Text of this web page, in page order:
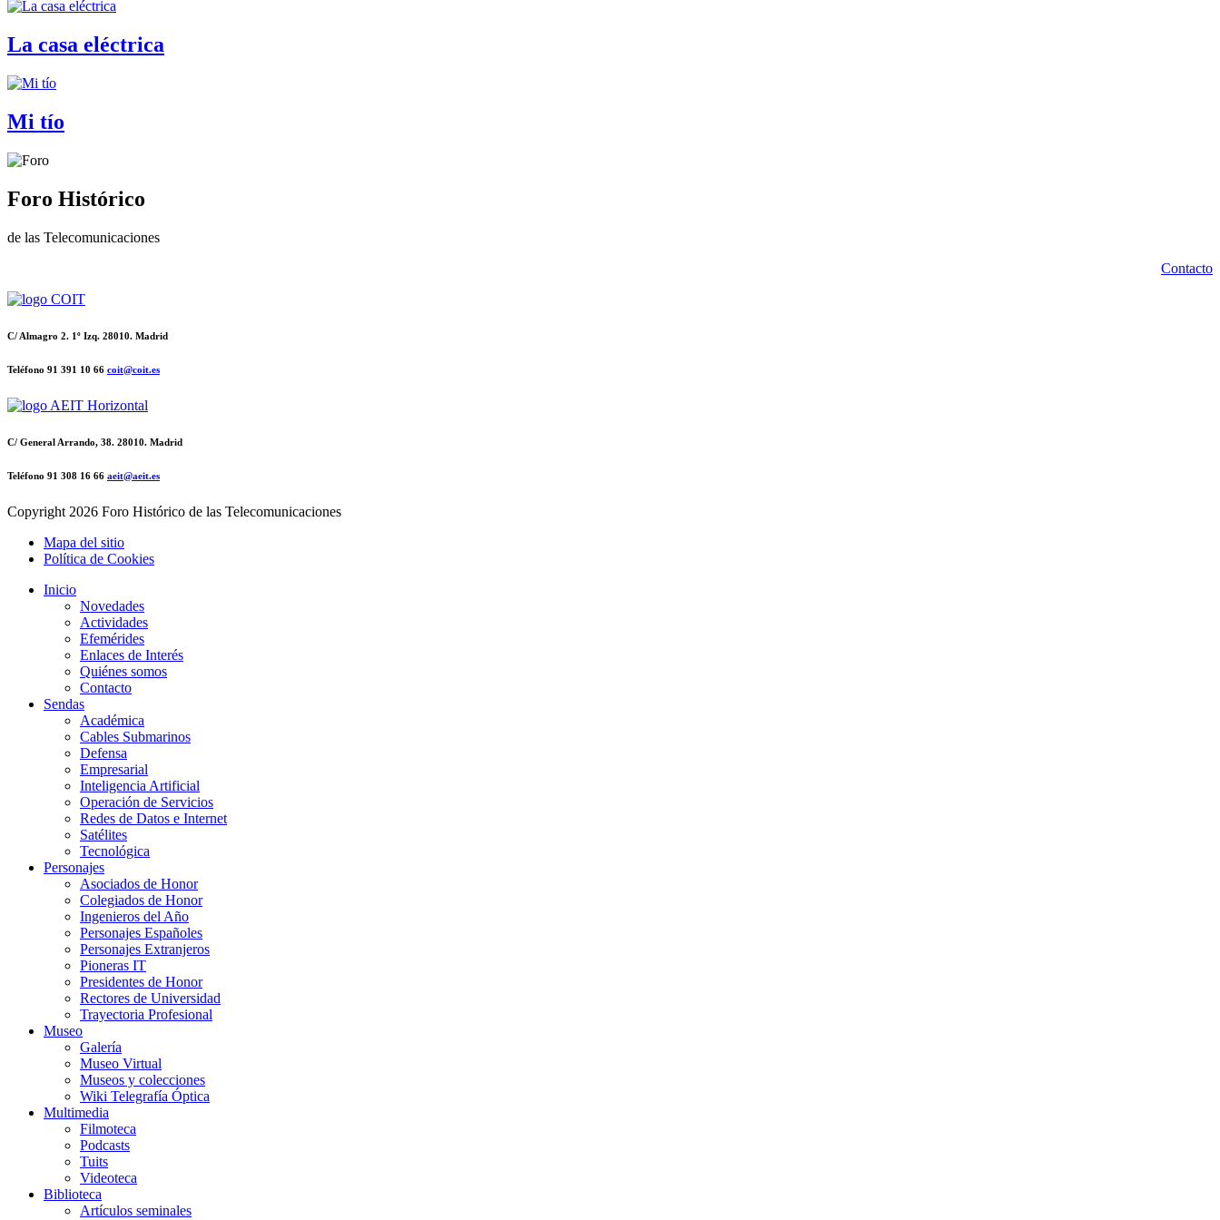
La casa eléctrica
Mi tío
Foro Histórico
de las Telecomunicaciones
Contacto
C/ Almagro 2. 1º Izq. 28010. Madrid
Teléfono 91 391 10 66 coit@coit.es
C/ General Arrando, 38. 28010. Madrid
Teléfono 91 308 16 66 aeit@aeit.es
Copyright 2026 Foro Histórico de las Telecomunicaciones
Mapa del sitio
Política de Cookies
Inicio
Novedades
Actividades
Efemérides
Enlaces de Interés
Quiénes somos
Contacto
Sendas
Académica
Cables Submarinos
Defensa
Empresarial
Inteligencia Artificial
Operación de Servicios
Redes de Datos e Internet
Satélites
Tecnológica
Personajes
Asociados de Honor
Colegiados de Honor
Ingenieros del Año
Personajes Españoles
Personajes Extranjeros
Pioneras IT
Presidentes de Honor
Rectores de Universidad
Trayectoria Profesional
Museo
Galería
Museo Virtual
Museos y colecciones
Wiki Telegrafía Óptica
Multimedia
Filmoteca
Podcasts
Tuits
Videoteca
Biblioteca
Artículos seminales